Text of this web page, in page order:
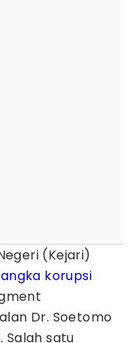
(Kejari)
korupsi
Dr. Soetomo
Salah satu